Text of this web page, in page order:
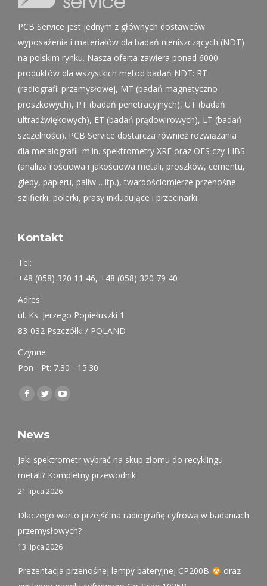
PCB Service jest jednym z głównych dostawców
wyposażenia i materiałów dla badań nieniszczących (NDT)
na polskim rynku. Nasza oferta zawiera ponad 6000
produktów dla wszystkich metod badań NDT: RT
(radiografii przemysłowej, MT (badań magnetyczno –
proszkowych), PT (badań penetracyjnych), UT (badań
ultradźwiękowych), ET (badań prądowirowych), LT (badań
szczelności). PCB Service dostarcza również rozwiązania
dla metalografii: m.in. spektrometry XRF oraz OES czy LIBS
(analiza ilościowa i jakościowa metali, proszków, cementu,
gleby, papieru, paliw …itp.), twardościomierze przenośne
szlifierki, polerki, prasy inkludujące i przecinarki.
Kontakt
Tel:
+48 (058) 320 11 46, +48 (058) 320 79 40
Adres:
ul. Ks. Jerzego Popiełuszki 1
83-032 Pszczółki / POLAND
Czynne
Pon - Pt: 7.30 - 15.30
Find us on:
Facebook
opens
new
window
Twitter
opens
new
window
YouTube
new
window
News
Jaki spektrometr wybrać na skup złomu do recyklingu
metali? Kompletny przewodnik
21 lipca 2026
Dlaczego warto przejść na radiografię cyfrową w badaniach
przemysłowych?
13 lipca 2026
Prezentacja przenośnej lampy bateryjnej CP200B
oraz